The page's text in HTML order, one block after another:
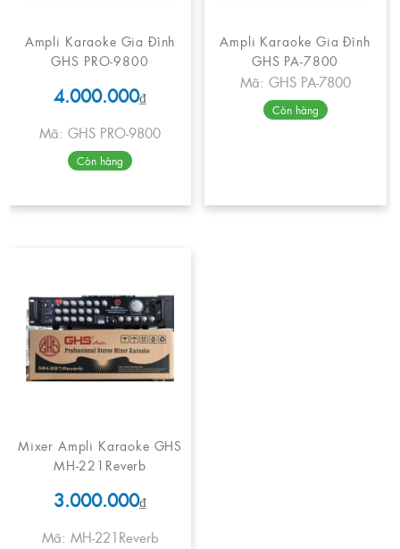
Ampli Karaoke Gia Đình
GHS PRO-9800
4.000.000₫
Mã: GHS PRO-9800
Còn hàng
Ampli Karaoke Gia Đình
GHS PA-7800
Mã: GHS PA-7800
Còn hàng
Mixer Ampli Karaoke GHS
MH-221Reverb
3.000.000₫
Mã: MH-221Reverb